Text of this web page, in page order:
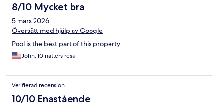
8/10 Mycket bra
5 mars 2026
Översätt med hjälp av Google
Pool is the best part of this property.
John, 10 nätters resa
Verifierad recension
10/10 Enastående